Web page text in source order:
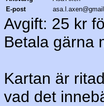
E-post
Avgift: 25 kr
Betala gärna
Kartan är
vad det